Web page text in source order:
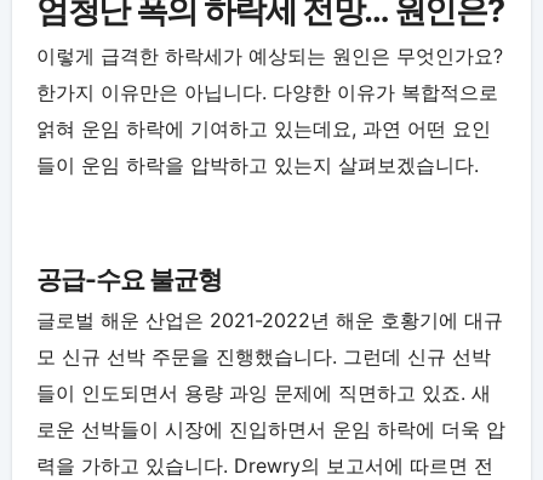
엄청난 폭의 하락세 전망… 원인은?
이렇게 급격한 하락세가 예상되는 원인은 무엇인가요?
한가지 이유만은 아닙니다. 다양한 이유가 복합적으로
얽혀 운임 하락에 기여하고 있는데요, 과연 어떤 요인
들이 운임 하락을 압박하고 있는지 살펴보겠습니다.
공급-수요 불균형
글로벌 해운 산업은 2021-2022년 해운 호황기에 대규
모 신규 선박 주문을 진행했습니다. 그런데 신규 선박
들이 인도되면서 용량 과잉 문제에 직면하고 있죠. 새
로운 선박들이 시장에 진입하면서 운임 하락에 더욱 압
력을 가하고 있습니다. Drewry의 보고서에 따르면 전